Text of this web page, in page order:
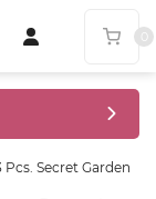
Secret Garden